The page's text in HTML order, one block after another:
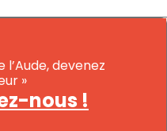
l’Aude, devenez
»
nous !